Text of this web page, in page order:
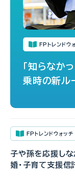
FPトレンドウ
「知らなか
乗時の新ル
FPトレンドウォッチ
子や孫を応援しな
婚・子育て支援信